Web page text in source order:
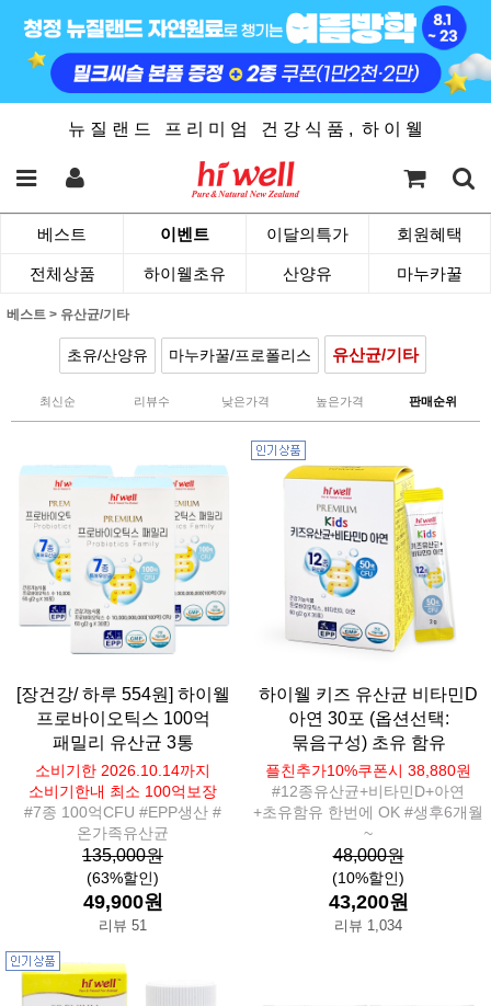
뉴 질 랜 드 프 리 미 엄 건 강 식 품 , 하 이 웰
베스트 이벤트 이달의특가 회원혜택
전체상품 하이웰초유 산양유 마누카꿀
베스트 > 유산균/기타
초유/산양유 마누카꿀/프로폴리스 유산균/기타
최신순 리뷰수 낮은가격 높은가격 판매순위
[장건강/ 하루 554원] 하이웰
프로바이오틱스 100억
패밀리 유산균 3통
소비기한 2026.10.14까지
소비기한내 최소 100억보장
#7종 100억CFU #EPP생산 #
온가족유산균
135,000원
(63%할인)
49,900원
리뷰 51
하이웰 키즈 유산균 비타민D
아연 30포 (옵션선택:
묶음구성) 초유 함유
플친추가10%쿠폰시 38,880원
#12종유산균+비타민D+아연
+초유함유 한번에 OK #생후6개월
~
48,000원
(10%할인)
43,200원
리뷰 1,034